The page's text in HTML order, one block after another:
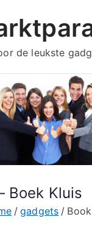
de leukste
Boek Kluis
gadgets